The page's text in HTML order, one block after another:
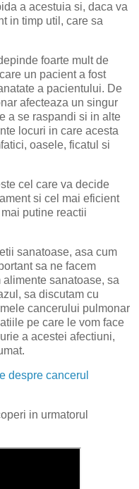
a acestuia si, daca va
in timp util, care sa
foarte mult de
un pacient a fost
a pacientului. De
afecteaza un singur
a se raspandi si in alte
locuri in care acesta
oasele, ficatul si
cel care va decide
si cel mai eficient
putine reactii
sanatoase, asa cum
sa ne facem
sanatoase, sa
sa discutam cu
cancerului pulmonar
pe care le vom face
a acestei afectiuni,
despre cancerul
in urmatorul